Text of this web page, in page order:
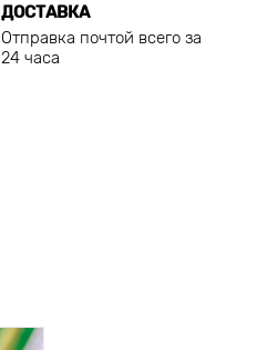
ДОСТАВКА
Отправка почтой всего за
24 часа